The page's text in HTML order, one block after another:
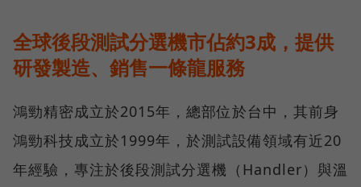
全球後段測試分選機市佔約3成，提供
研發製造、銷售一條龍服務
鴻勁精密成立於2015年，總部位於台中，其前身
鴻勁科技成立於1999年，於測試設備領域有近20
年經驗，專注於後段測試分選機（Handler）與溫